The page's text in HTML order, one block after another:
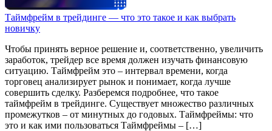
Таймфрейм в трейдинге — что это такое и как выбрать
новичку
Чтобы принять верное решение и, соответственно, увеличить
заработок, трейдер все время должен изучать финансовую
ситуацию. Таймфрейм это – интервал времени, когда
торговец анализирует рынок и понимает, когда лучше
совершить сделку. Разберемся подробнее, что такое
таймфрейм в трейдинге. Существует множество различных
промежутков – от минутных до годовых. Таймфреймы: что
это и как ими пользоваться Таймфреймы – […]